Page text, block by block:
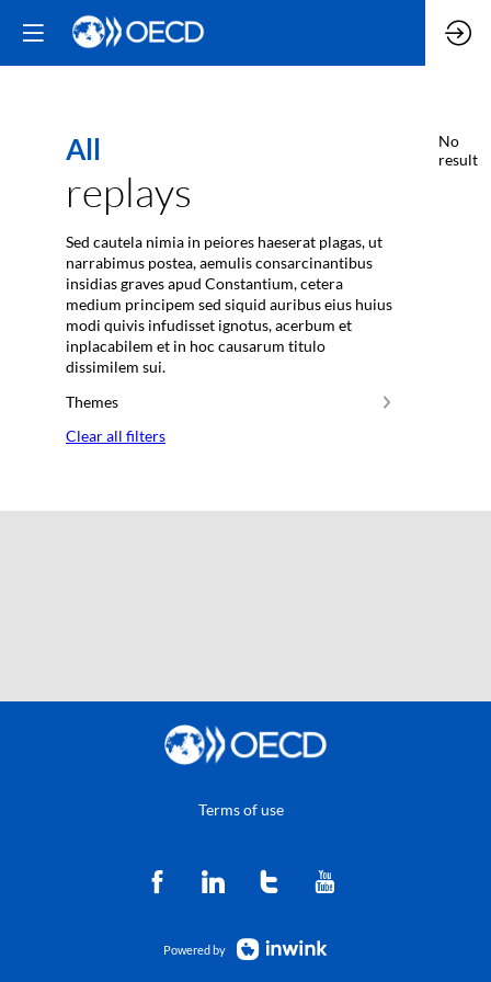
All
replays
Sed cautela nimia in peiores haeserat plagas, ut
narrabimus postea, aemulis consarcinantibus
insidias graves apud Constantium, cetera
medium principem sed siquid auribus eius huius
modi quivis infudisset ignotus, acerbum et
inplacabilem et in hoc causarum titulo
dissimilem sui.
Themes
Clear all filters
No
result
Terms of use
Powered by